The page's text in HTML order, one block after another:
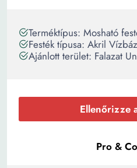
Terméktípus: Mosható
Festék típusa: Akril
Ajánlott terület: Falazat
Ellenőrizze